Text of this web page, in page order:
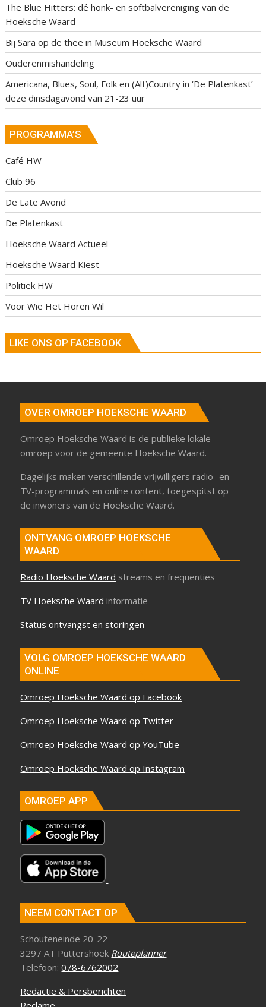
The Blue Hitters: dé honk- en softbalvereniging van de
Hoeksche Waard
Bij Sara op de thee in Museum Hoeksche Waard
Ouderenmishandeling
Americana, Blues, Soul, Folk en (Alt)Country in ‘De Platenkast’
deze dinsdagavond van 21-23 uur
PROGRAMMA’S
Café HW
Club 96
De Late Avond
De Platenkast
Hoeksche Waard Actueel
Hoeksche Waard Kiest
Politiek HW
Voor Wie Het Horen Wil
LIKE ONS OP FACEBOOK
OVER OMROEP HOEKSCHE WAARD
Omroep Hoeksche Waard is de publieke lokale
omroep voor de gemeente Hoeksche Waard.
Dagelijks maken verschillende vrijwilligers radio- en
TV-programma’s en online content, toegespitst op
de inwoners van de Hoeksche Waard.
ONTVANG OMROEP HOEKSCHE
WAARD
Radio Hoeksche Waard streams en frequenties
TV Hoeksche Waard informatie
Status ontvangst en storingen
VOLG OMROEP HOEKSCHE WAARD
ONLINE
Omroep Hoeksche Waard op Facebook
Omroep Hoeksche Waard op Twitter
Omroep Hoeksche Waard op YouTube
Omroep Hoeksche Waard op Instagram
OMROEP APP
NEEM CONTACT OP
Schouteneinde 20-22
3297 AT Puttershoek Routeplanner
Telefoon:078-6762002
Redactie & Persberichten